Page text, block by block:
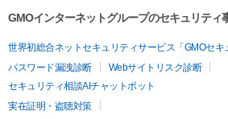
GMOインターネットグループのセキュリティ
世界初総合ネットセキュリティサービス「GMOセキ
パスワード漏洩診断
Webサイトリスク診断
セキュリティ相談AIチャットボット
実在証明・盗聴対策